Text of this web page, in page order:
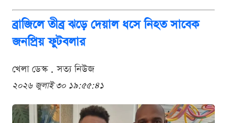
ব্রাজিলে তীব্র ঝড়ে দেয়াল ধসে নিহত সাবেক
জনপ্রিয় ফুটবলার
খেলা ডেস্ক . সত্য নিউজ
২০২৬ জুলাই ৩০ ১৯:৫৫:৪১